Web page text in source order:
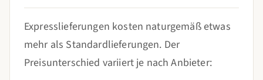
Expresslieferungen kosten naturgemäß etwas
mehr als Standardlieferungen. Der
Preisunterschied variiert je nach Anbieter: